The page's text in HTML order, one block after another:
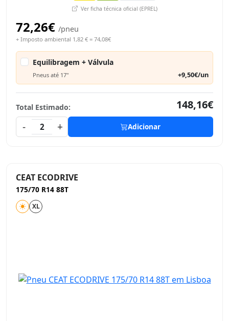
Ver ficha técnica oficial (EPREL)
72,26€ /pneu
+ Imposto ambiental 1,82 € = 74,08€
Equilibragem + Válvula
Pneus até 17" +9,50€/un
Total Estimado:
148,16€
-
2 + Adicionar
CEAT ECODRIVE
175/70 R14 88T
XL